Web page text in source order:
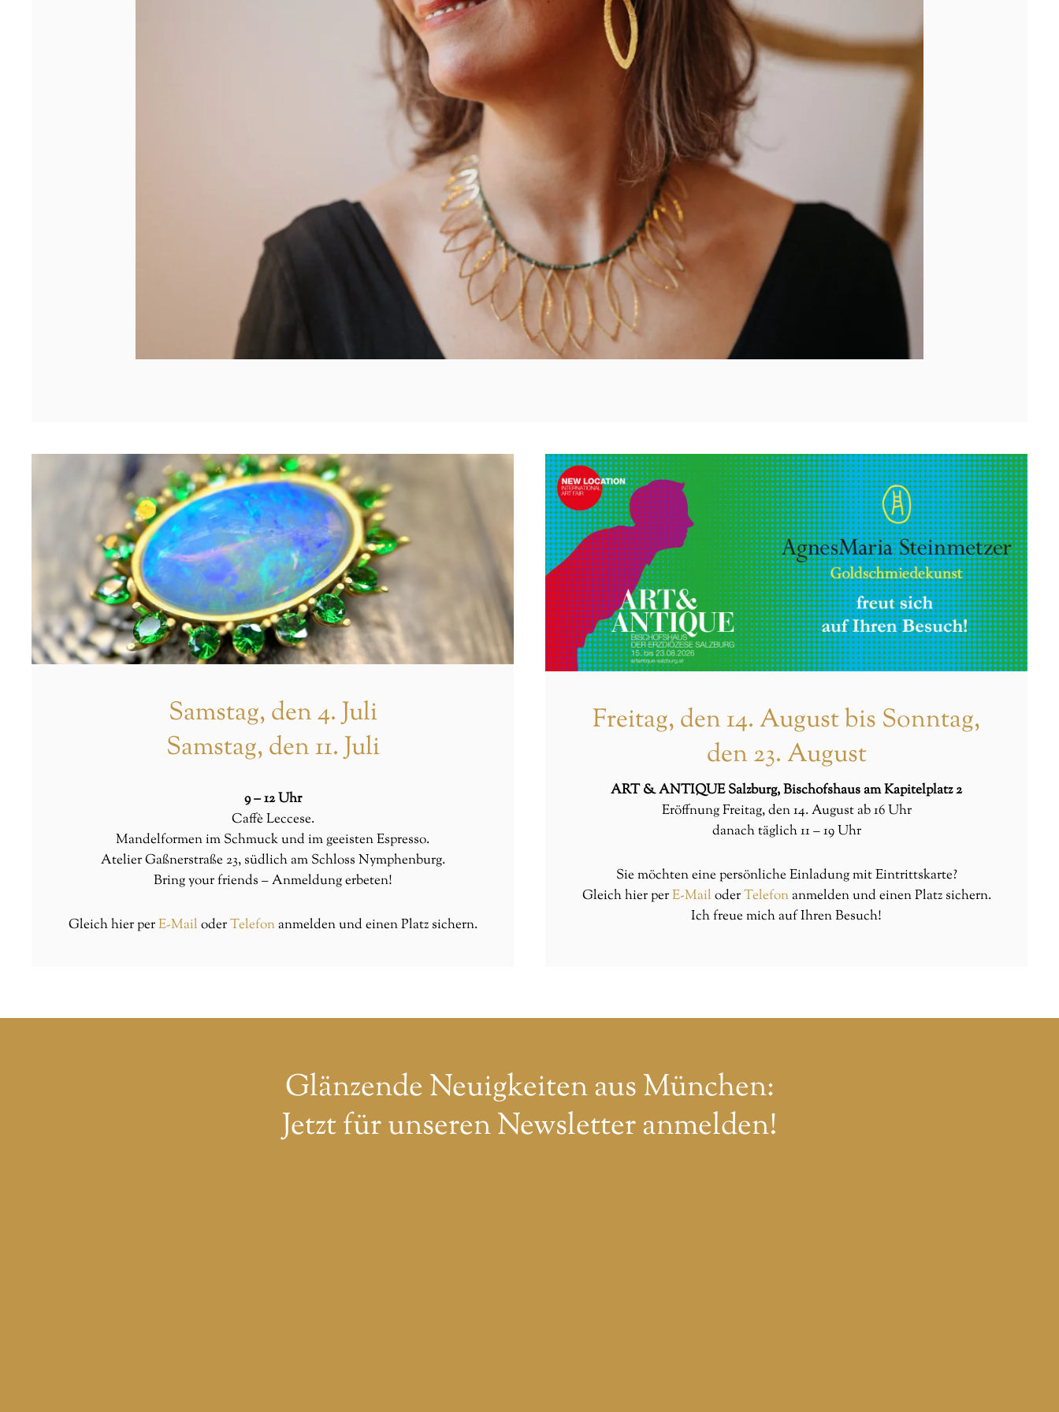
Samstag, den 4. Juli
Samstag, den 11. Juli
9 – 12 Uhr
Caffè Leccese.
Mandelformen im Schmuck und im geeisten Espresso.
Atelier Gaßnerstraße 23, südlich am Schloss Nymphenburg.
Bring your friends – Anmeldung erbeten!
Gleich hierperE-MailoderTelefonanmelden und einen Platz sichern.
Freitag, den 14. August bis Sonntag,
den 23. August
ART & ANTIQUE Salzburg, Bischofshaus am Kapitelplatz 2
Eröffnung Freitag, den 14. August ab 16 Uhr
danach täglich 11 – 19 Uhr
Sie möchten eine persönliche Einladung mit Eintrittskarte?
Gleich hierperE-MailoderTelefonanmelden und einen Platz sichern.
Ich freue mich auf Ihren Besuch!
Glänzende Neuigkeiten aus München:
Jetzt für unseren Newsletter anmelden!